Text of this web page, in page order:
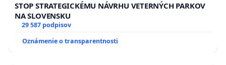
STOP STRATEGICKÉMU NÁVRHU VETERNÝCH PARKOV
NA SLOVENSKU
29 587 podpisov
Oznámenie o transparentnosti